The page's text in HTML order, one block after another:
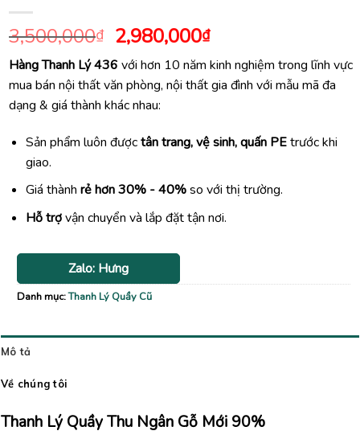
3,500,000₫ Giá
gốc
là:
3,500,000₫.
2,980,000₫Giá
hiện
tại
là:
Hàng Thanh Lý 436 với hơn 10 năm kinh nghiệm trong lĩnh vực
mua bán nội thất văn phòng, nội thất gia đình với mẫu mã đa
dạng & giá thành khác nhau:
Sản phẩm luôn đượctân trang, vệ sinh, quấn PEtrước khi
giao.
Giá thành rẻ hơn 30% - 40%so với thị trường.
Hỗ trợvận chuyển và lắp đặt tận nơi.
Zalo: Hưng
Danh mục:Thanh Lý Quầy Cũ
Mô tả
Về chúng tôi
Thanh Lý Quầy Thu Ngân Gỗ Mới 90%